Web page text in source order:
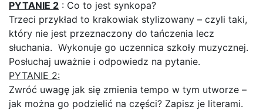
PYTANIE 2 : Co to jest synkopa?
Trzeci przykład to krakowiak stylizowany – czyli taki,
który nie jest przeznaczony do tańczenia lecz
słuchania. Wykonuje go uczennica szkoły muzycznej.
Posłuchaj uważnie i odpowiedz na pytanie.
PYTANIE 2:
Zwróć uwagę jak się zmienia tempo w tym utworze –
jak można go podzielić na części? Zapisz je literami.